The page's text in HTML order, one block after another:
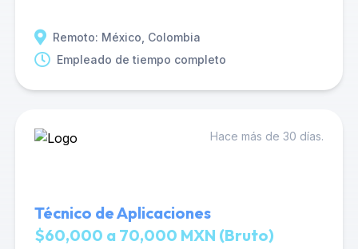
Remoto: México, Colombia
Empleado de tiempo completo
Hace más de 30 días.
Técnico de Aplicaciones
$60,000 a 70,000 MXN (Bruto)